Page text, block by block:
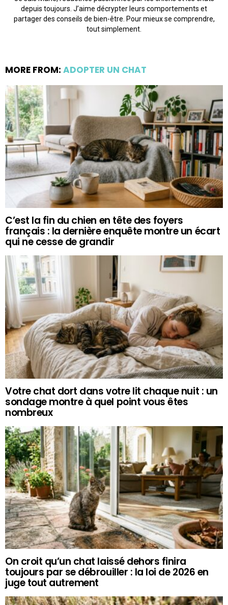
depuis toujours. J’aime décrypter leurs comportements et
partager des conseils de bien-être. Pour mieux se comprendre,
tout simplement.
MORE FROM: ADOPTER UN CHAT
C’est la fin du chien en tête des foyers
français : la dernière enquête montre un écart
qui ne cesse de grandir
Votre chat dort dans votre lit chaque nuit : un
sondage montre à quel point vous êtes
nombreux
On croit qu’un chat laissé dehors finira
toujours par se débrouiller : la loi de 2026 en
juge tout autrement